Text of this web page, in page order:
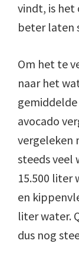
vindt, is het
beter laten
Om het te
naar het
gemiddelde
avocado
vergeleken
steeds veel
15.500 liter
en
liter water.
dus nog